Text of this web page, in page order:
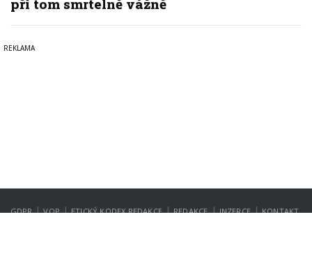
při tom smrtelně vážně
GDPR | VOP | ETICKÝ KODEX REDAKCE | REDAKCE | INZERCE | KONTAKT